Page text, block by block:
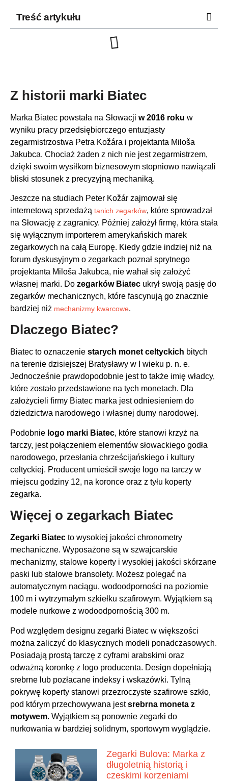
Treść artykułu
Z historii marki Biatec
Marka Biatec powstała na Słowacji w 2016 roku w
wyniku pracy przedsiębiorczego entuzjasty
zegarmistrzostwa Petra Kožára i projektanta Miloša
Jakubca. Chociaż żaden z nich nie jest zegarmistrzem,
dzięki swoim wysiłkom biznesowym stopniowo nawiązali
bliski stosunek z precyzyjną mechaniką.
Jeszcze na studiach Peter Kožár zajmował się
internetową sprzedażą tanich zegarków, które sprowadzał
na Słowację z zagranicy. Później założył firmę, która stała
się wyłącznym importerem amerykańskich marek
zegarkowych na całą Europę. Kiedy gdzie indziej niż na
forum dyskusyjnym o zegarkach poznał sprytnego
projektanta Miloša Jakubca, nie wahał się założyć
własnej marki. Do zegarków Biatec ukrył swoją pasję do
zegarków mechanicznych, które fascynują go znacznie
bardziej niż mechanizmy kwarcowe.
Dlaczego Biatec?
Biatec to oznaczenie starych monet celtyckich bitych
na terenie dzisiejszej Bratysławy w I wieku p. n. e.
Jednocześnie prawdopodobnie jest to także imię władcy,
które zostało przedstawione na tych monetach. Dla
założycieli firmy Biatec marka jest odniesieniem do
dziedzictwa narodowego i własnej dumy narodowej.
Podobnie logo marki Biatec, które stanowi krzyż na
tarczy, jest połączeniem elementów słowackiego godła
narodowego, przesłania chrześcijańskiego i kultury
celtyckiej. Producent umieścił swoje logo na tarczy w
miejscu godziny 12, na koronce oraz z tyłu koperty
zegarka.
Więcej o zegarkach Biatec
Zegarki Biatec to wysokiej jakości chronometry
mechaniczne. Wyposażone są w szwajcarskie
mechanizmy, stalowe koperty i wysokiej jakości skórzane
paski lub stalowe bransolety. Możesz polegać na
automatycznym naciągu, wodoodporności na poziomie
100 m i wytrzymałym szkiełku szafirowym. Wyjątkiem są
modele nurkowe z wodoodpornością 300 m.
Pod względem designu zegarki Biatec w większości
można zaliczyć do klasycznych modeli ponadczasowych.
Posiadają prostą tarczę z cyframi arabskimi oraz
odważną koronkę z logo producenta. Design dopełniają
srebrne lub pozłacane indeksy i wskazówki. Tylną
pokrywę koperty stanowi przezroczyste szafirowe szkło,
pod którym przechowywana jestsrebrna moneta z
motywem. Wyjątkiem są ponownie zegarki do
nurkowania w bardziej solidnym, sportowym wyglądzie.
Zegarki Bulova: Marka z
długoletnią historią i
czeskimi korzeniami